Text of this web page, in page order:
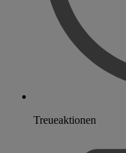
Treueaktionen